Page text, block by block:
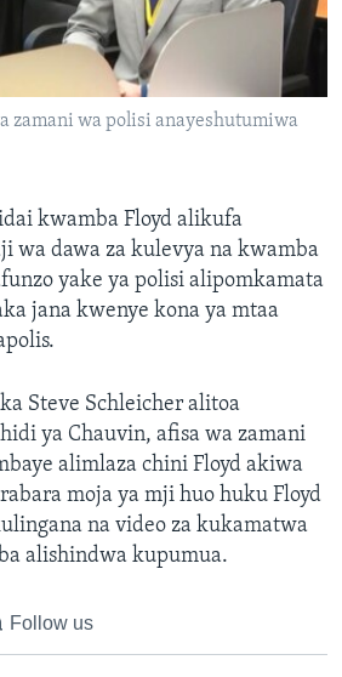
zamani wa polisi anayeshutumiwa
kwamba Floyd alikufa
wa dawa za kulevya na kwamba
yake ya polisi alipomkamata
jana kwenye kona ya mtaa
Steve Schleicher alitoa
ya Chauvin, afisa wa zamani
alimlaza chini Floyd akiwa
moja ya mji huo huku Floyd
na video za kukamatwa
alishindwa kupumua.
Follow us